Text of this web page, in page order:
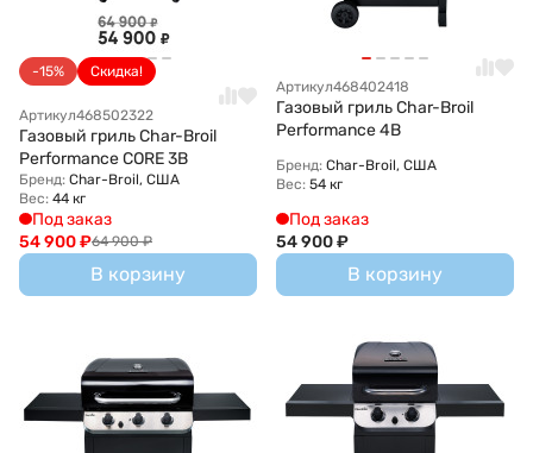
-15% Скидка!
Артикул468502322
Газовый гриль Char-Broil
Performance CORE 3B
Бренд: Char-Broil, США
Вес: 44 кг
Под заказ
64 900 ₽
54 900₽
В корзину
Артикул468402418
Газовый гриль Char-Broil
Performance 4B
Бренд: Char-Broil, США
Вес: 54 кг
Под заказ
54 900₽
В корзину